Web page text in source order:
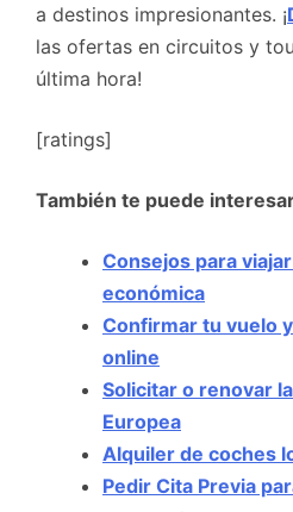
a destinos impresionantes. ¡
las ofertas en circuitos y
última hora!
[ratings]
También te puede
Consejos para
económica
Confirmar tu vuelo
online
Solicitar o renovar
Europea
Alquiler de coches
Pedir Cita Previa